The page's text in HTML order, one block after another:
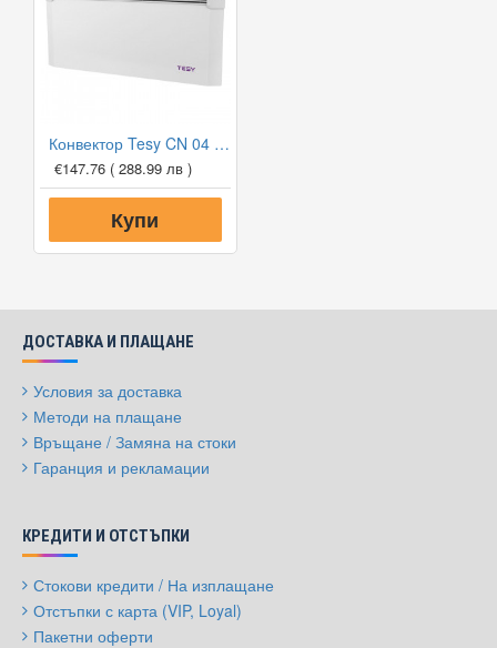
Конвектор Tesy CN 04 200 EIS W, 2000W, Електронен термостат
€147.76 ( 288.99 лв )
Купи
ДОСТАВКА И ПЛАЩАНЕ
Условия за доставка
Методи на плащане
Връщане / Замяна на стоки
Гаранция и рекламации
КРЕДИТИ И ОТСТЪПКИ
Стокови кредити / На изплащане
Отстъпки с карта (VIP, Loyal)
Пакетни оферти